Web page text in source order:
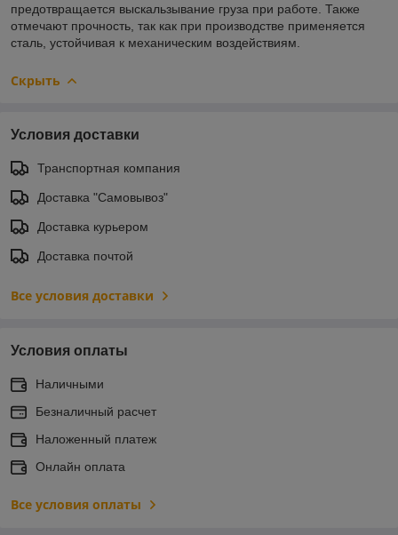
предотвращается выскальзывание груза при работе. Также
отмечают прочность, так как при производстве применяется
сталь, устойчивая к механическим воздействиям.
Скрыть
Условия доставки
Транспортная компания
Доставка "Самовывоз"
Доставка курьером
Доставка почтой
Все условия доставки
Условия оплаты
Наличными
Безналичный расчет
Наложенный платеж
Онлайн оплата
Все условия оплаты